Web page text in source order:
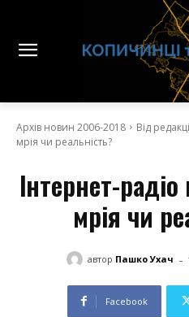
Архів новин 2006-2018 Від
мрія чи реальність?
Інтернет-
мрія чи
автор Пашко Ухач -
Facebook